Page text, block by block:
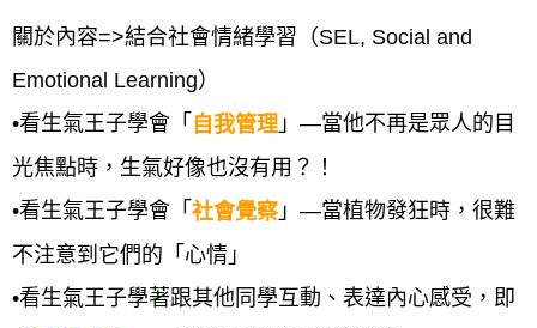
關於內容=>結合社會情緒學習（SEL, Social and
Emotional Learning）
•看生氣王子學會「 自我管理 」—當他不再是眾人的目
光焦點時，生氣好像也沒有用？！
•看生氣王子學會「 社會覺察 」—當植物發狂時，很難
不注意到它們的「心情」
•看生氣王子學著跟其他同學互動、表達內心感受，即